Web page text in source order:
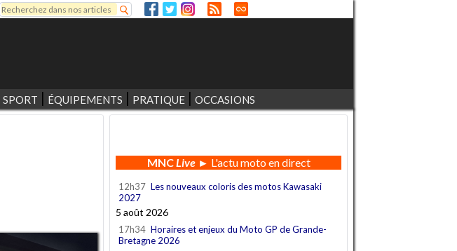
Formulaire de recherche
Rechercher
SPORT ÉQUIPEMENTS PRATIQUE OCCASIONS
MNCLive► L'actu moto en direct
12h37 Les nouveaux coloris des motos Kawasaki
2027
5 août 2026
17h34 Horaires et enjeux du Moto GP de Grande-
Bretagne 2026